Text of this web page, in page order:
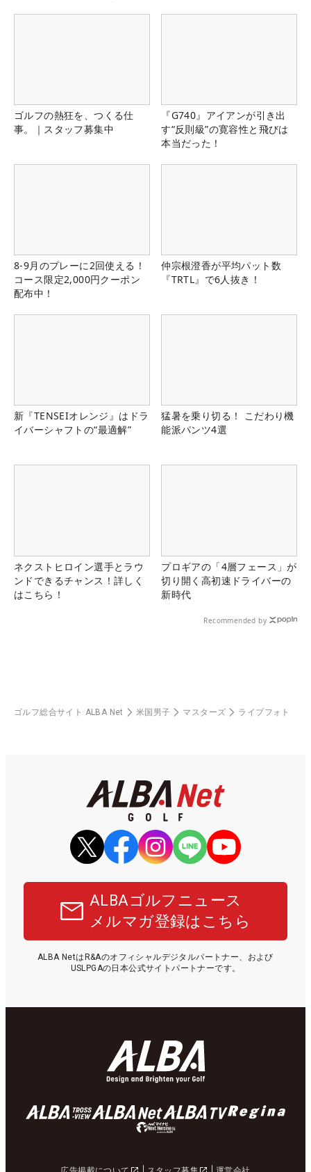
ゴルフの熱狂を、つくる仕
事。｜スタッフ募集中
『G740』アイアンが引き出
す“反則級”の寛容性と飛びは
本当だった！
8-9月のプレーに2回使える！
コース限定2,000円クーポン
配布中！
仲宗根澄香が平均パット数
『TRTL』で6人抜き！
新『TENSEIオレンジ』はドラ
イバーシャフトの“最適解”
猛暑を乗り切る！ こだわり機
能派パンツ4選
ネクストヒロイン選手とラウ
ンドできるチャンス！詳しく
はこちら！
プロギアの「4層フェース」が
切り開く高初速ドライバーの
新時代
Recommended by
ゴルフ総合サイト ALBA Net 米国男子 マスターズ ライブフォト
ALBAゴルフニュース
メルマガ登録はこちら
ALBA NetはR&Aのオフィシャルデジタルパートナー、および
USLPGAの日本公式サイトパートナーです。